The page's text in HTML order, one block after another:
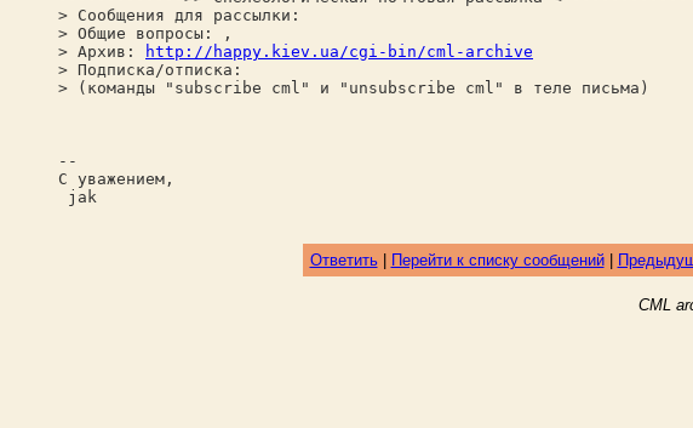
> Сообщения для рассылки:
> Общие вопросы: ,
> Архив:
http://happy.kiev.ua/cgi-bin/cml-archive
> Подписка/отписка:
> (команды "subscribe cml" и "unsubscribe cml" в теле письма)
--
С уважением,
jak
Ответить| Перейти к списку сообщений|
CML